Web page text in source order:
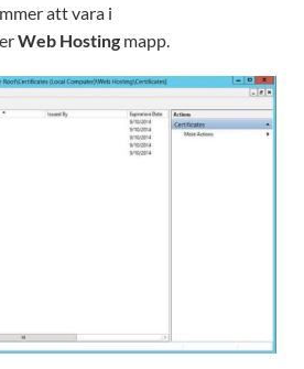
att vara i
Web Hosting mapp.